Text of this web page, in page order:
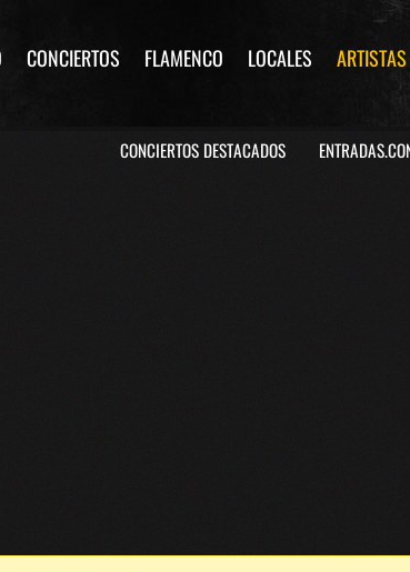
CONCIERTOS FLAMENCO LOCALES ARTISTAS
CONCIERTOS DESTACADOS